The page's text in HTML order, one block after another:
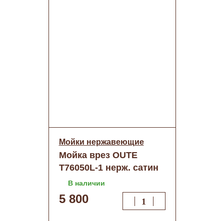
Мойки нержавеющие
Мойка врез OUTE
T76050L-1 нерж. сатин
декор 60/50
В наличии
5 800